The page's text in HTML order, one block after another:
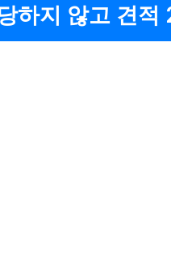
하지 않고 견